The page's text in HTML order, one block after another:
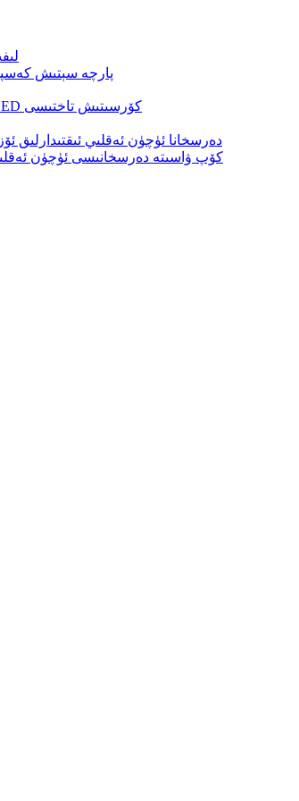
پارچە سېتىش
يىغىن ھەل قىلىش ئۈچۈن ئەقلىي ئىقتىدارلىق تەكشى LED كۆرسىتىش تاختىسى
دەرسخانا ئۈچۈن ئەقلىي
كۆپ ۋاسىتە دەرسخانىسى ئۈچۈن